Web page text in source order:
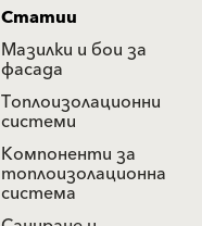
Статии
Мазилки и бои за
фасада
Топлоизолационни
системи
Компоненти за
топлоизолационна
система